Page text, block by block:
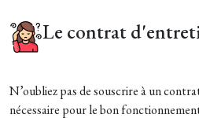
Le contrat
N’oubliez pas de souscrire à un
nécessaire pour le bon